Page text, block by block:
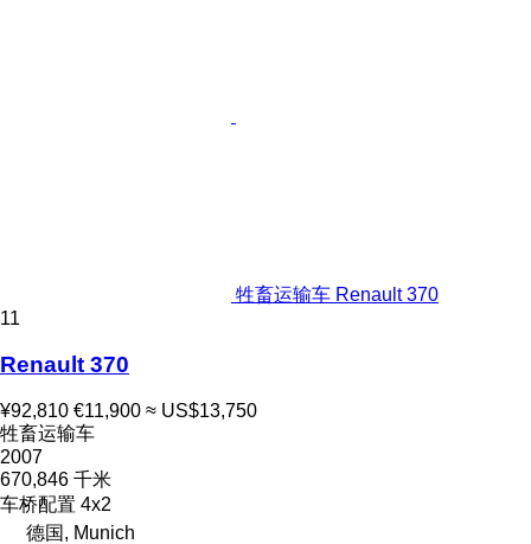
牲畜运输车 Renault 370
11
Renault 370
¥92,810 €11,900 ≈ US$13,750
牲畜运输车
2007
670,846 千米
车桥配置 4x2
德国, Munich